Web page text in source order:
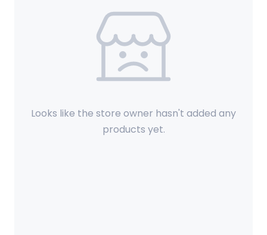
Looks like the store owner hasn't added any
products yet.